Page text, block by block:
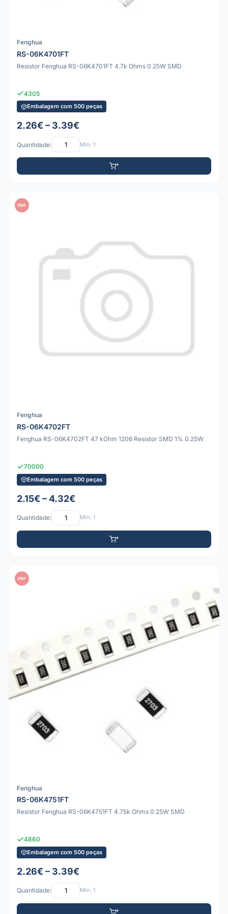
Fenghua
RS-06K4701FT
Resistor Fenghua RS-06K4701FT 4.7k Ohms 0.25W SMD
4305
Embalagem com 500 peças
2.26€ – 3.39€
Quantidade: Mín: 1
PDF
Fenghua
RS-06K4702FT
Fenghua RS-06K4702FT 47 kOhm 1206 Resistor SMD 1% 0.25W
70000
Embalagem com 500 peças
2.15€ – 4.32€
Quantidade: Mín: 1
PDF
Fenghua
RS-06K4751FT
Resistor Fenghua RS-06K4751FT 4.75k Ohms 0.25W SMD
4860
Embalagem com 500 peças
2.26€ – 3.39€
Quantidade: Mín: 1